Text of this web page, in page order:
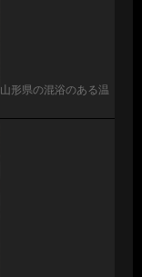
山形県の混浴のある温